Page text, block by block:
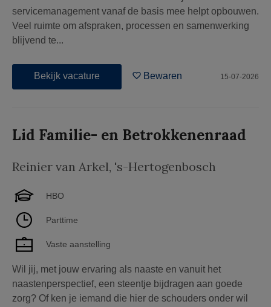
servicemanagement vanaf de basis mee helpt opbouwen.
Veel ruimte om afspraken, processen en samenwerking
blijvend te...
Bekijk vacature Bewaren 15-07-2026
Lid Familie- en Betrokkenenraad
Reinier van Arkel, 's-Hertogenbosch
HBO
Parttime
Vaste aanstelling
Wil jij, met jouw ervaring als naaste en vanuit het
naastenperspectief, een steentje bijdragen aan goede
zorg? Of ken je iemand die hier de schouders onder wil